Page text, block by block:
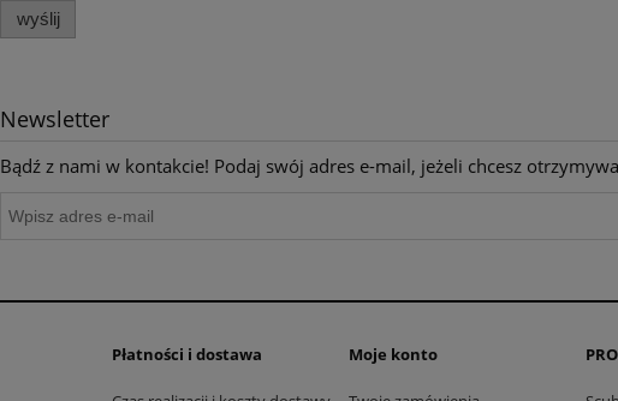
wyślij
Newsletter
Bądź z nami w kontakcie! Podaj swój adres e-mail, jeżeli chcesz
Płatności i dostawa Moje konto